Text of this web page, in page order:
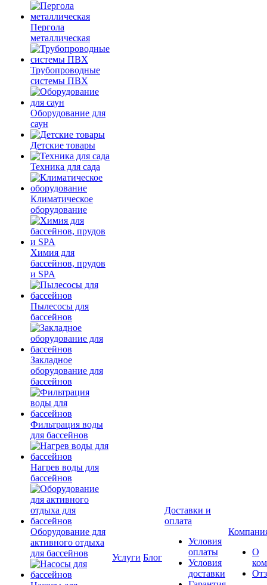
Пергола
металлическая
Трубопроводные
системы ПВХ
Оборудование для
саун
Детские товары
Техника для сада
Климатическое
оборудование
Химия для
бассейнов, прудов
и SPA
Пылесосы для
бассейнов
Закладное
оборудование для
бассейнов
Фильтрация воды
для бассейнов
Нагрев воды для
бассейнов
Оборудование для
активного отдыха
для бассейнов
Услуги Блог
Доставки и
оплата
Условия
оплаты
Условия
доставки
О